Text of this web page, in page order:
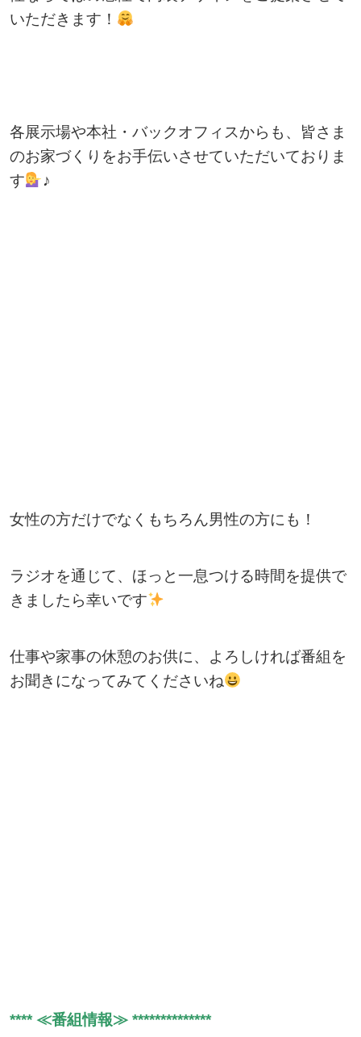
いただきます！
各展示場や本社・バックオフィスからも、皆さま
のお家づくりをお手伝いさせていただいておりま
す
♪
女性の方だけでなくもちろん男性の方にも！
ラジオを通じて、ほっと一息つける時間を提供で
きましたら幸いです
仕事や家事の休憩のお供に、よろしければ番組を
お聞きになってみてくださいね
**** ≪番組情報≫ **************